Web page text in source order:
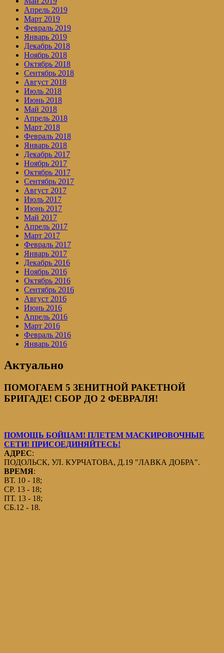
Апрель 2019
Март 2019
Февраль 2019
Январь 2019
Декабрь 2018
Ноябрь 2018
Октябрь 2018
Сентябрь 2018
Август 2018
Июль 2018
Июнь 2018
Май 2018
Апрель 2018
Март 2018
Февраль 2018
Январь 2018
Декабрь 2017
Ноябрь 2017
Октябрь 2017
Сентябрь 2017
Август 2017
Июль 2017
Июнь 2017
Май 2017
Апрель 2017
Март 2017
Февраль 2017
Январь 2017
Декабрь 2016
Ноябрь 2016
Октябрь 2016
Сентябрь 2016
Август 2016
Июнь 2016
Апрель 2016
Март 2016
Февраль 2016
Январь 2016
Актуально
ПОМОГАЕМ 5 ЗЕНИТНОЙ РАКЕТНОЙ
БРИГАДЕ! СБОР ДО 2 ФЕВРАЛЯ!
ПОМОЩЬ БОЙЦАМ! ПЛЕТЕМ МАСКИРОВОЧНЫЕ
СЕТИ! ПРИСОЕДИНЯЙТЕСЬ!
АДРЕС:
ПОДОЛЬСК, УЛ. КУРЧАТОВА, Д.19 "ЛАВКА ДОБРА".
ВРЕМЯ:
ВТ. 10 - 18;
СР. 13 - 18;
ПТ. 13 - 18;
СБ.12 - 18.